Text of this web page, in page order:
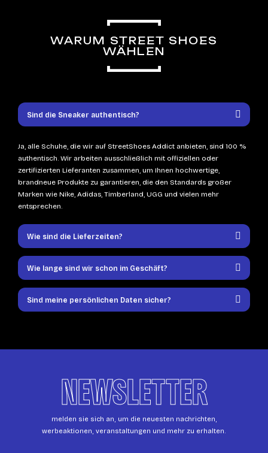
WARUM STREET SHOES
WÄHLEN
Sind die Sneaker authentisch?
Ja, alle Schuhe, die wir auf StreetShoes Addict anbieten, sind 100 %
authentisch. Wir arbeiten ausschließlich mit offiziellen oder
zertifizierten Lieferanten zusammen, um Ihnen hochwertige,
brandneue Produkte zu garantieren, die den Standards großer
Marken wie Nike, Adidas, Timberland, UGG und vielen mehr
entsprechen.
Wie sind die Lieferzeiten?
Wie lange sind wir schon im Geschäft?
Sind meine persönlichen Daten sicher?
NEWSLETTER
melden sie sich an, um die neuesten nachrichten,
werbeaktionen, veranstaltungen und mehr zu erhalten.